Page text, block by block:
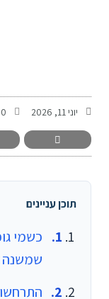
יוני 11, 2026
תוכן עניינים
כשמי
שמשנה
התרחשות